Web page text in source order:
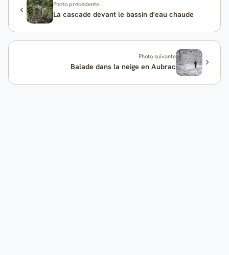
Photo précédente
La cascade devant le bassin d'eau chaude
Photo suivante
Balade dans la neige en Aubrac